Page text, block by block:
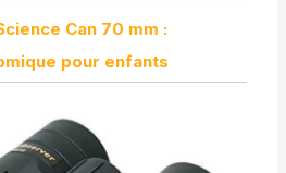
Can 70 mm :
pour enfants